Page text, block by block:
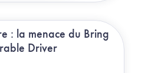
: la menace du Bring
Driver